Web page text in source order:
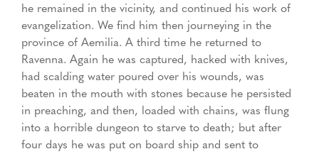
he remained in the vicinity, and continued his work of
evangelization. We find him then journeying in the
province of Aemilia. A third time he returned to
Ravenna. Again he was captured, hacked with knives,
had scalding water poured over his wounds, was
beaten in the mouth with stones because he persisted
in preaching, and then, loaded with chains, was flung
into a horrible dungeon to starve to death; but after
four days he was put on board ship and sent to